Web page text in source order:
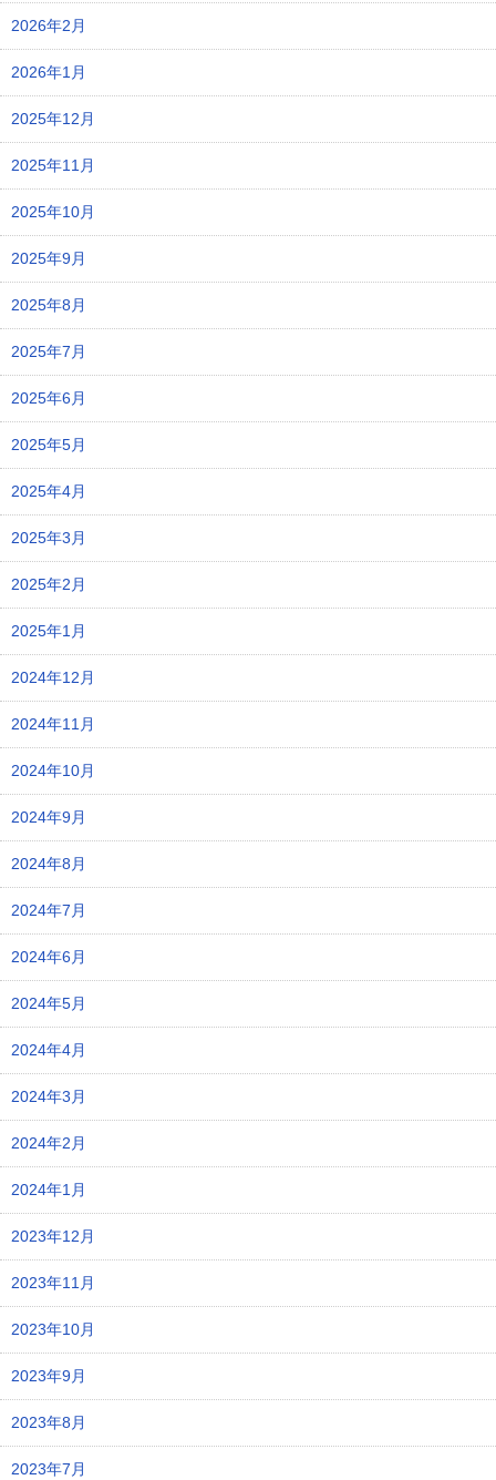
2026年2月
2026年1月
2025年12月
2025年11月
2025年10月
2025年9月
2025年8月
2025年7月
2025年6月
2025年5月
2025年4月
2025年3月
2025年2月
2025年1月
2024年12月
2024年11月
2024年10月
2024年9月
2024年8月
2024年7月
2024年6月
2024年5月
2024年4月
2024年3月
2024年2月
2024年1月
2023年12月
2023年11月
2023年10月
2023年9月
2023年8月
2023年7月